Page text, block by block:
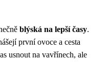
blýská na lepší časy.
první ovoce a cesta
usnout na vavřínech, ale